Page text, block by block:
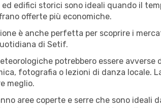
ed edifici storici sono ideali quando il
offerte più economiche.
è anche perfetta per scoprire i
di Setif.
potrebbero essere
fotografia o lezioni di danza locale.
meglio.
aree coperte e serre che sono